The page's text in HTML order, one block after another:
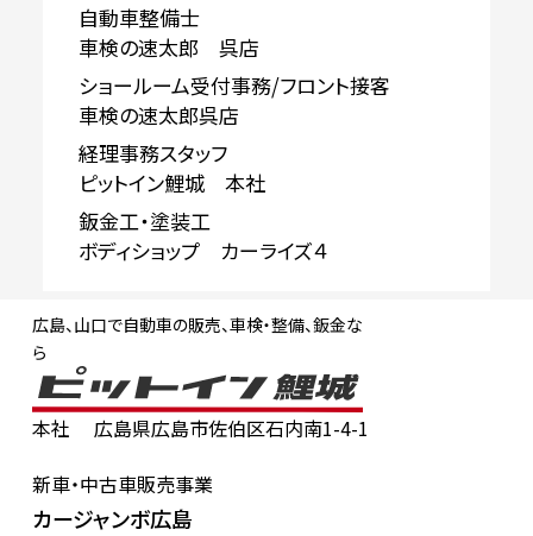
自動車整備士
車検の速太郎 呉店
ショールーム受付事務/フロント接客
車検の速太郎呉店
経理事務スタッフ
ピットイン鯉城 本社
鈑金工・塗装工
ボディショップ カーライズ４
広島、山口で自動車の販売、車検・整備、鈑金な
ら
本社
広島県広島市佐伯区石内南1-4-1
新車・中古車販売事業
カージャンボ広島